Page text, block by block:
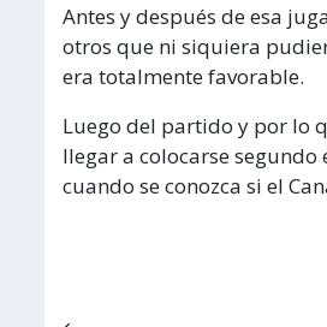
Antes y después de esa
otros que ni siquiera
era totalmente favorable.
Luego del partido y por lo
llegar a colocarse
cuando se conozca si el